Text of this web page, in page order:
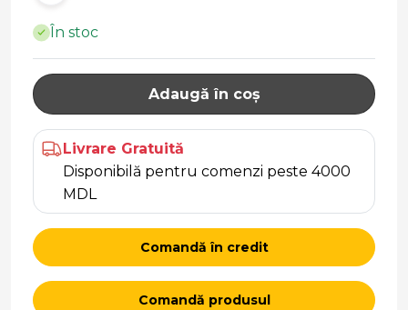
În stoc
Adaugă în coș
Livrare Gratuită
Disponibilă pentru comenzi peste 4000
MDL
Comandă în credit
Comandă produsul